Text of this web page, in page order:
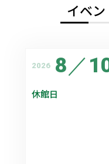
イベ
2026 8／
休館日